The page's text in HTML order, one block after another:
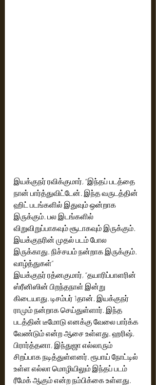
இயக்குநர் ரவிக்குமார், “இந்தப் படத்தை
நான் பார்த்துவிட்டேன். இந்த வருடத்தின்
ஹிட் படங்களில் இதுவும் ஒன்றாக
இருக்கும். பல இடங்களில்
விறுவிறுப்பாகவும் சூடாகவும் இருக்கும்.
இயக்குநரின் முதல் படம் போல
இருக்காது. நிச்சயம் நன்றாக இருக்கும்.
வாழ்த்துகள்”
இயக்குநர் ரத்னகுமார், “தயாரிப்பாளரின்
ஸ்ரீனிஸின் பிறந்தநாள் இன்று
கிடையாது. டிசம்பர் 1தான். இயக்குநர்
ராமும் நன்றாக செய்துள்ளார். இந்த
படத்தின் டீமோடு எனக்கு வேலை பார்க்க
வேண்டும் என்ற ஆசை உள்ளது. ஹரிஷ்,
பிரார்த்தனா, இந்துஜா எல்லாரும்
சிறப்பாக நடித்துள்ளனர். ரூபாய் நோட்டில்
உள்ள எல்லா மொழியிலும் இந்தப் படம்
ரீமேக் ஆகும் என்ற நம்பிக்கை உள்ளது.